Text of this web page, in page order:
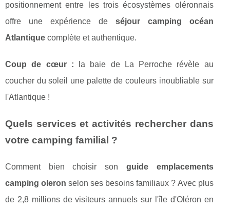
positionnement entre les trois écosystèmes oléronnais
offre une expérience de séjour camping océan
Atlantique complète et authentique.
Coup de cœur : la baie de La Perroche révèle au
coucher du soleil une palette de couleurs inoubliable sur
l'Atlantique !
Quels services et activités rechercher dans
votre camping familial ?
Comment bien choisir son guide emplacements
camping oleron selon ses besoins familiaux ? Avec plus
de 2,8 millions de visiteurs annuels sur l'île d'Oléron en